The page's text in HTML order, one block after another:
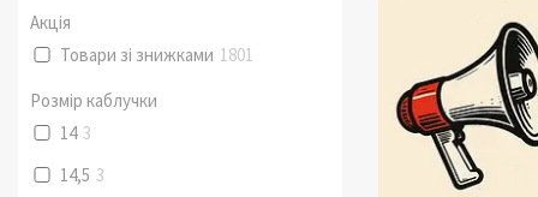
Акція
Товари зі знижками 1801
Розмір каблучки
14 3
14,5 3